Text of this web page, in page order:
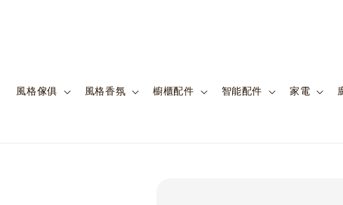
風格傢俱 風格香氛 櫥櫃配件 智能配件 家電